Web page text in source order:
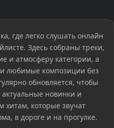
где легко слушать онлайн
Здесь собраны треки,
и атмосферу категории, а
любимые композиции без
обновляется, чтобы
новинки и
хитам, которые звучат
в дороге и на прогулке.